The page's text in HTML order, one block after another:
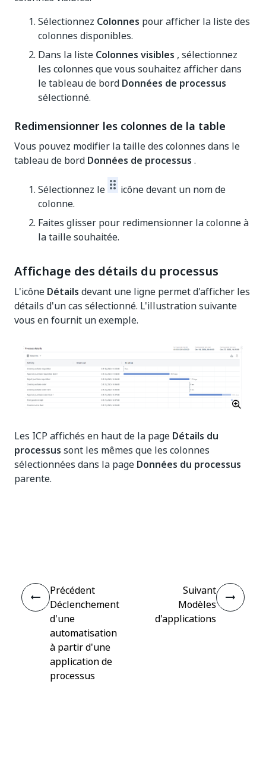
Sélectionnez Colonnes pour afficher la liste des
colonnes disponibles.
Dans la liste Colonnes visibles , sélectionnez
les colonnes que vous souhaitez afficher dans
le tableau de bord Données de processus
sélectionné.
Redimensionner les colonnes de la table
Vous pouvez modifier la taille des colonnes dans le
tableau de bord Données de processus .
Sélectionnez le
icône devant un nom de
colonne.
Faites glisser pour redimensionner la colonne à
la taille souhaitée.
Affichage des détails du processus
L'icône Détails devant une ligne permet d'afficher les
détails d'un cas sélectionné. L'illustration suivante
vous en fournit un exemple.
Les ICP affichés en haut de la page Détails du
processus sont les mêmes que les colonnes
sélectionnées dans la page Données du processus
parente.
Précédent
Déclenchement
d'une
automatisation
à partir d'une
application de
processus
Suivant
Modèles
d'applications